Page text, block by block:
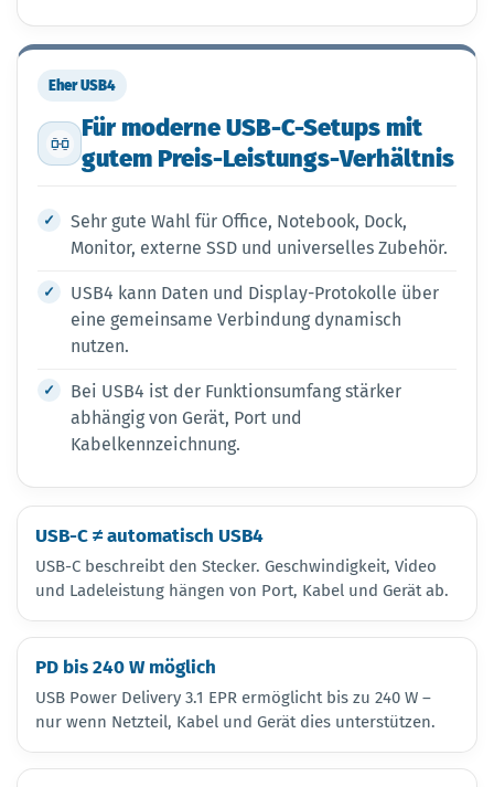
Eher USB4
Für moderne USB-C-Setups mit
gutem Preis-Leistungs-Verhältnis
Sehr gute Wahl für Office, Notebook, Dock,
Monitor, externe SSD und universelles Zubehör.
USB4 kann Daten und Display-Protokolle über
eine gemeinsame Verbindung dynamisch
nutzen.
Bei USB4 ist der Funktionsumfang stärker
abhängig von Gerät, Port und
Kabelkennzeichnung.
USB-C ≠ automatisch USB4
USB-C beschreibt den Stecker. Geschwindigkeit, Video
und Ladeleistung hängen von Port, Kabel und Gerät ab.
PD bis 240 W möglich
USB Power Delivery 3.1 EPR ermöglicht bis zu 240 W –
nur wenn Netzteil, Kabel und Gerät dies unterstützen.